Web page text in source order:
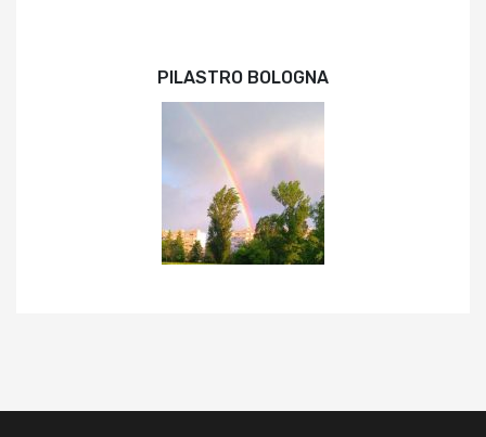
PILASTRO BOLOGNA